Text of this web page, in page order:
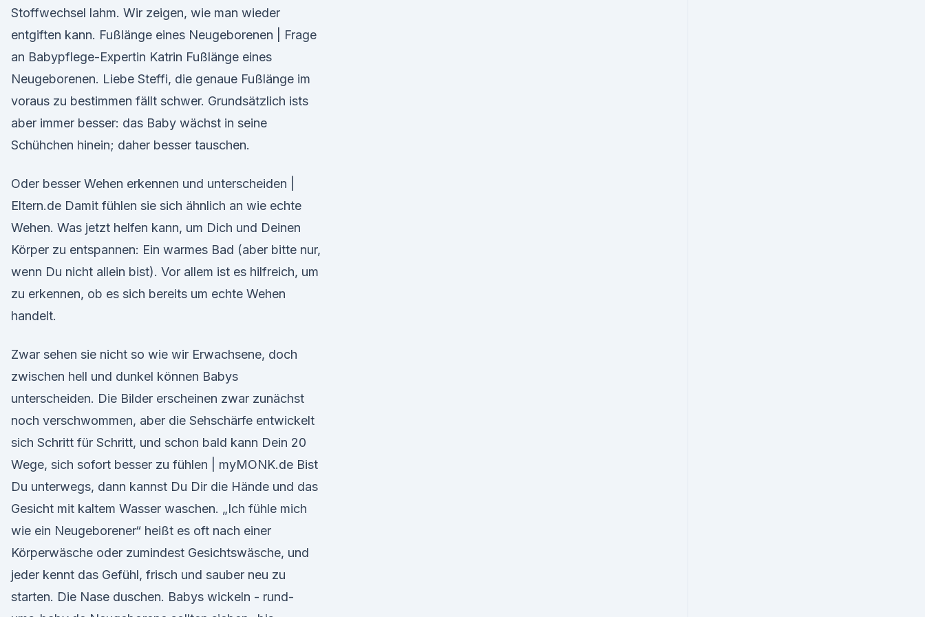
Stoffwechsel lahm. Wir zeigen, wie man wieder
entgiften kann. Fußlänge eines Neugeborenen | Frage
an Babypflege-Expertin Katrin Fußlänge eines
Neugeborenen. Liebe Steffi, die genaue Fußlänge im
voraus zu bestimmen fällt schwer. Grundsätzlich ists
aber immer besser: das Baby wächst in seine
Schühchen hinein; daher besser tauschen.
Oder besser Wehen erkennen und unterscheiden |
Eltern.de Damit fühlen sie sich ähnlich an wie echte
Wehen. Was jetzt helfen kann, um Dich und Deinen
Körper zu entspannen: Ein warmes Bad (aber bitte nur,
wenn Du nicht allein bist). Vor allem ist es hilfreich, um
zu erkennen, ob es sich bereits um echte Wehen
handelt.
Zwar sehen sie nicht so wie wir Erwachsene, doch
zwischen hell und dunkel können Babys
unterscheiden. Die Bilder erscheinen zwar zunächst
noch verschwommen, aber die Sehschärfe entwickelt
sich Schritt für Schritt, und schon bald kann Dein 20
Wege, sich sofort besser zu fühlen | myMONK.de Bist
Du unterwegs, dann kannst Du Dir die Hände und das
Gesicht mit kaltem Wasser waschen. „Ich fühle mich
wie ein Neugeborener“ heißt es oft nach einer
Körperwäsche oder zumindest Gesichtswäsche, und
jeder kennt das Gefühl, frisch und sauber neu zu
starten. Die Nase duschen. Babys wickeln - rund-